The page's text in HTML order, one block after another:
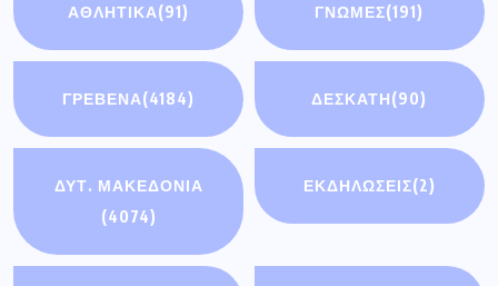
ΑΘΛΗΤΙΚΆ(91) ΓΝΩΜΕΣ(191)
ΓΡΕΒΕΝΑ(4184) ΔΕΣΚΑΤΗ(90)
ΔΥΤ. ΜΑΚΕΔΟΝΙΑ
(4074)
ΕΚΔΗΛΩΣΕΙΣ(2)